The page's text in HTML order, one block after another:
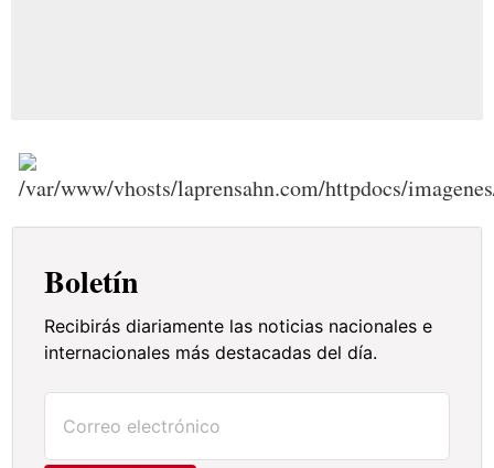
Boletín
Recibirás diariamente las noticias nacionales e
internacionales más destacadas del día.